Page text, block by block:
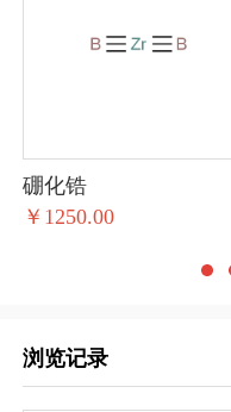
硼化锆
￥1250.00
浏览记录